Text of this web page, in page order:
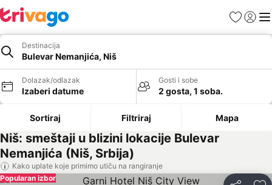
FavoritiPrijavi
Destinacija
Bulevar Nemanjića, Niš
Dolazak/odlazak
Izaberi datume
Gosti i sobe
2 gosta, 1 soba.
Sortiraj Filtriraj Mapa
Niš: smeštaji u blizini lokacije Bulevar
Nemanjića (Niš, Srbija)
Kako uplate koje primimo utiču na rangiranje
Popularan izbor